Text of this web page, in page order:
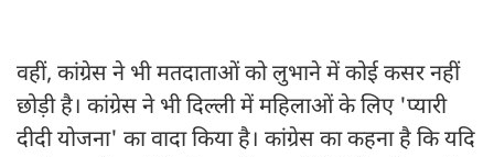
वहीं, कांग्रेस ने भी मतदाताओं को लुभाने में कोई कसर नहीं
छोड़ी है। कांग्रेस ने भी दिल्ली में महिलाओं के लिए 'प्यारी
दीदी योजना' का वादा किया है। कांग्रेस का कहना है कि यदि